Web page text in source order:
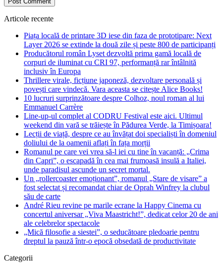
Articole recente
Piața locală de printare 3D iese din faza de prototipare: Next
Layer 2026 se extinde la două zile și peste 800 de participanți
Producătorul român Lyset dezvoltă prima gamă locală de
corpuri de iluminat cu CRI 97, performanță rar întâlnită
inclusiv în Europa
Thrillere virale, ficțiune japoneză, dezvoltare personală și
povești care vindecă. Vara aceasta se citește Alice Books!
10 lucruri surprinzătoare despre Colhoz, noul roman al lui
Emmanuel Carrère
Line-up-ul complet al CODRU Festival este aici. Ultimul
weekend din vară se trăiește în Pădurea Verde, la Timișoara!
Lecții de viață, despre ce au învățat doi specialiști în domeniul
doliului de la oamenii aflați în fața morții
Romanul pe care vei vrea să-l iei cu tine în vacanță: „Crima
din Capri”, o escapadă în cea mai frumoasă insulă a Italiei,
unde paradisul ascunde un secret mortal.
Un „rollercoaster emoționant”, romanul „Stare de visare” a
fost selectat și recomandat chiar de Oprah Winfrey la clubul
său de carte
André Rieu revine pe marile ecrane la Happy Cinema cu
concertul aniversar „Viva Maastricht!”, dedicat celor 20 de ani
ale celebrelor spectacole
„Mică filosofie a siestei”, o seducătoare pledoarie pentru
dreptul la pauză într-o epocă obsedată de productivitate
Categorii